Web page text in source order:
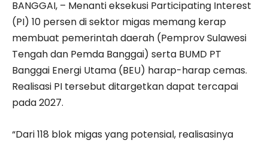
BANGGAI, – Menanti eksekusi Participating Interest
(PI) 10 persen di sektor migas memang kerap
membuat pemerintah daerah (Pemprov Sulawesi
Tengah dan Pemda Banggai) serta BUMD PT
Banggai Energi Utama (BEU) harap-harap cemas.
Realisasi PI tersebut ditargetkan dapat tercapai
pada 2027.
“Dari 118 blok migas yang potensial, realisasinya